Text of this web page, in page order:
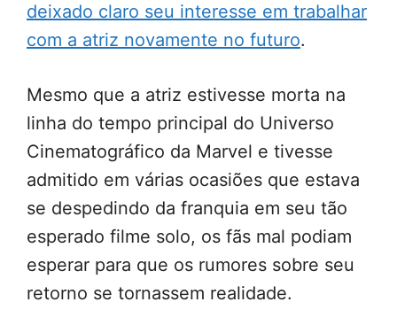
deixado claro seu interesse em trabalhar
com a atriz novamente no futuro.
Mesmo que a atriz estivesse morta na
linha do tempo principal do Universo
Cinematográfico da Marvel e tivesse
admitido em várias ocasiões que estava
se despedindo da franquia em seu tão
esperado filme solo, os fãs mal podiam
esperar para que os rumores sobre seu
retorno se tornassem realidade.